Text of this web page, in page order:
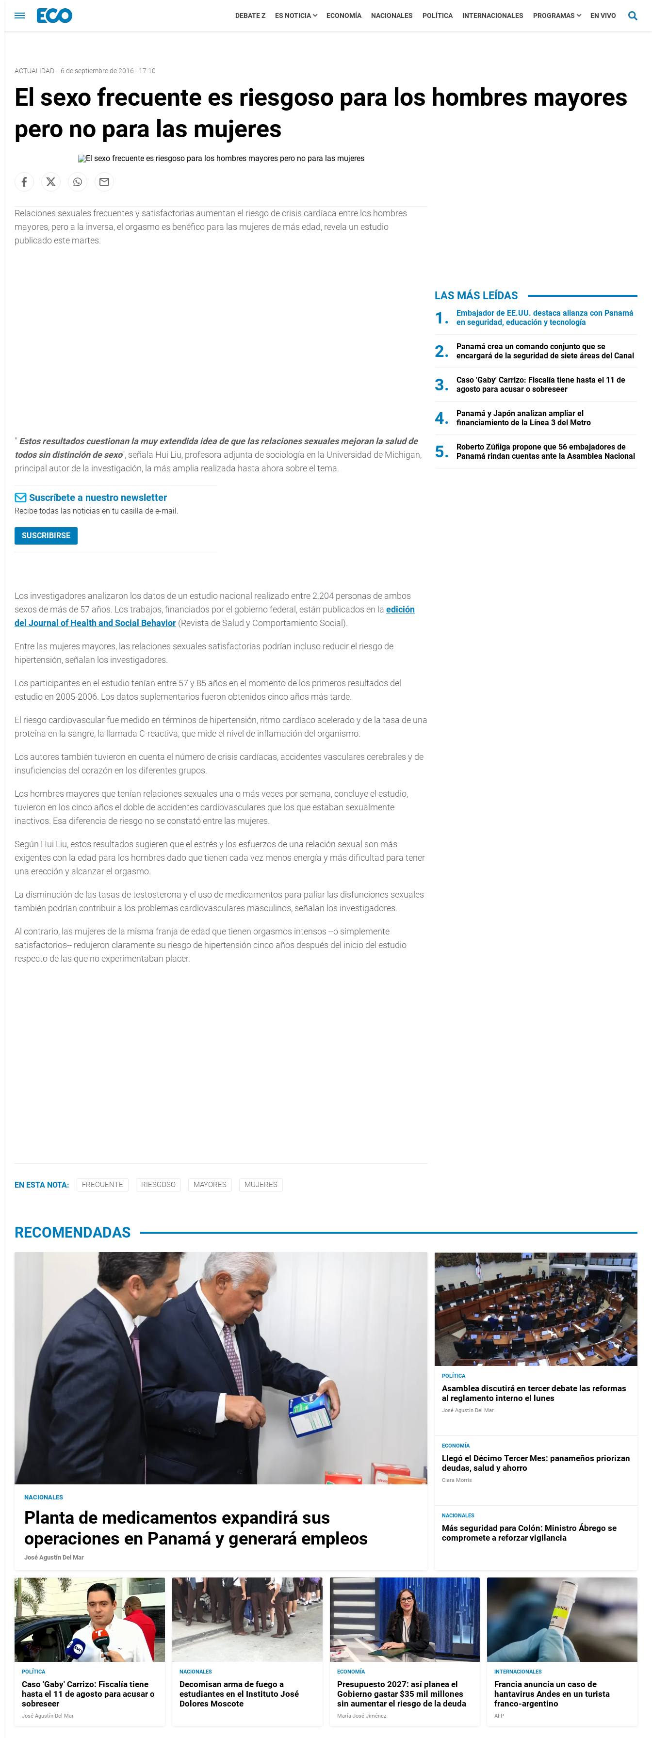
DEBATE Z ES NOTICIA ECONOMÍA NACIONALES POLÍTICA INTERNACIONALES PROGRAMAS EN VIVO
ACTUALIDAD- 6 de septiembre de 2016 - 17:10
El sexo frecuente es riesgoso para los hombres mayores
pero no para las mujeres
Relaciones sexuales frecuentes y satisfactorias aumentan el riesgo de crisis cardíaca entre los hombres
mayores, pero a la inversa, el orgasmo es benéfico para las mujeres de más edad, revela un estudio
publicado este martes.
" Estos resultados cuestionan la muy extendida idea de que las relaciones sexuales mejoran la salud de
todos sin distinción de sexo", señala Hui Liu, profesora adjunta de sociología en la Universidad de Michigan,
principal autor de la investigación, la más amplia realizada hasta ahora sobre el tema.
Suscríbete a nuestro newsletter
Recibe todas las noticias en tu casilla de e-mail.
SUSCRIBIRSE
Los investigadores analizaron los datos de un estudio nacional realizado entre 2.204 personas de ambos
sexos de más de 57 años. Los trabajos, financiados por el gobierno federal, están publicados en la edición
del Journal of Health and Social Behavior (Revista de Salud y Comportamiento Social).
Entre las mujeres mayores, las relaciones sexuales satisfactorias podrían incluso reducir el riesgo de
hipertensión, señalan los investigadores.
Los participantes en el estudio tenían entre 57 y 85 años en el momento de los primeros resultados del
estudio en 2005-2006. Los datos suplementarios fueron obtenidos cinco años más tarde.
El riesgo cardiovascular fue medido en términos de hipertensión, ritmo cardíaco acelerado y de la tasa de una
proteína en la sangre, la llamada C-reactiva, que mide el nivel de inflamación del organismo.
Los autores también tuvieron en cuenta el número de crisis cardíacas, accidentes vasculares cerebrales y de
insuficiencias del corazón en los diferentes grupos.
Los hombres mayores que tenían relaciones sexuales una o más veces por semana, concluye el estudio,
tuvieron en los cinco años el doble de accidentes cardiovasculares que los que estaban sexualmente
inactivos. Esa diferencia de riesgo no se constató entre las mujeres.
Según Hui Liu, estos resultados sugieren que el estrés y los esfuerzos de una relación sexual son más
exigentes con la edad para los hombres dado que tienen cada vez menos energía y más dificultad para tener
una erección y alcanzar el orgasmo.
La disminución de las tasas de testosterona y el uso de medicamentos para paliar las disfunciones sexuales
también podrían contribuir a los problemas cardiovasculares masculinos, señalan los investigadores.
Al contrario, las mujeres de la misma franja de edad que tienen orgasmos intensos --o simplemente
satisfactorios-- redujeron claramente su riesgo de hipertensión cinco años después del inicio del estudio
respecto de las que no experimentaban placer.
EN ESTA NOTA: FRECUENTE RIESGOSO MAYORES MUJERES
LAS MÁS LEÍDAS
Embajador de EE.UU. destaca alianza con Panamá
en seguridad, educación y tecnología
Panamá crea un comando conjunto que se
encargará de la seguridad de siete áreas del Canal
Caso 'Gaby' Carrizo: Fiscalía tiene hasta el 11 de
agosto para acusar o sobreseer
Panamá y Japón analizan ampliar el
financiamiento de la Línea 3 del Metro
Roberto Zúñiga propone que 56 embajadores de
Panamá rindan cuentas ante la Asamblea Nacional
RECOMENDADAS
NACIONALES
Planta de medicamentos expandirá sus
operaciones en Panamá y generará empleos
José Agustín Del Mar
POLÍTICA
Asamblea discutirá en tercer debate las reformas
al reglamento interno el lunes
José Agustín Del Mar
ECONOMÍA
Llegó el Décimo Tercer Mes: panameños priorizan
deudas, salud y ahorro
Ciara Morris
NACIONALES
Más seguridad para Colón: Ministro Ábrego se
compromete a reforzar vigilancia
POLÍTICA
Caso 'Gaby' Carrizo: Fiscalía tiene
hasta el 11 de agosto para acusar o
sobreseer
José Agustín Del Mar
NACIONALES
Decomisan arma de fuego a
estudiantes en el Instituto José
Dolores Moscote
ECONOMÍA
Presupuesto 2027: así planea el
Gobierno gastar $35 mil millones
sin aumentar el riesgo de la deuda
María José Jiménez
INTERNACIONALES
Francia anuncia un caso de
hantavirus Andes en un turista
franco-argentino
AFP